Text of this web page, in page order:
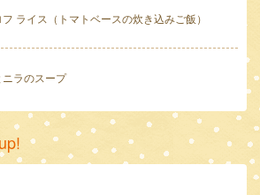
ライス（トマトベースの炊き込みご飯）
ニラのスープ